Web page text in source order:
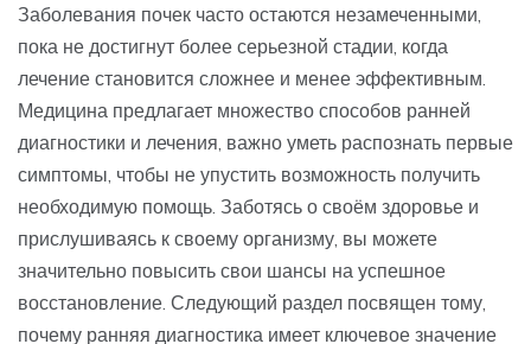
Заболевания почек часто остаются незамеченными,
пока не достигнут более серьезной стадии, когда
лечение становится сложнее и менее эффективным.
Медицина предлагает множество способов ранней
диагностики и лечения, важно уметь распознать первые
симптомы, чтобы не упустить возможность получить
необходимую помощь. Заботясь о своём здоровье и
прислушиваясь к своему организму, вы можете
значительно повысить свои шансы на успешное
восстановление. Следующий раздел посвящен тому,
почему ранняя диагностика имеет ключевое значение